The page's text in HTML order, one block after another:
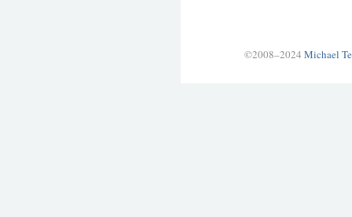
©2008–2024 Michael